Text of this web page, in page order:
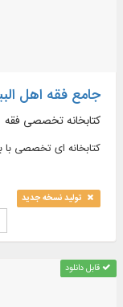
جامع فقه اهل
کتابخانه تخصصی فقه
کتابخانه ای تخصصی با بیش از ۳۰۰۰ جلد
تولید نسخه جدید
قابل دانلود